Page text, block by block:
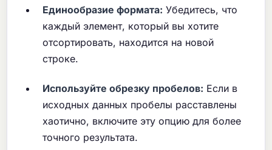
Единообразие формата: Убедитесь, что
каждый элемент, который вы хотите
отсортировать, находится на новой
строке.
Используйте обрезку пробелов: Если в
исходных данных пробелы расставлены
хаотично, включите эту опцию для более
точного результата.